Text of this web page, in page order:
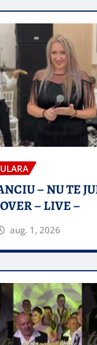
– NU TE
– LIVE –
aug. 1, 2026